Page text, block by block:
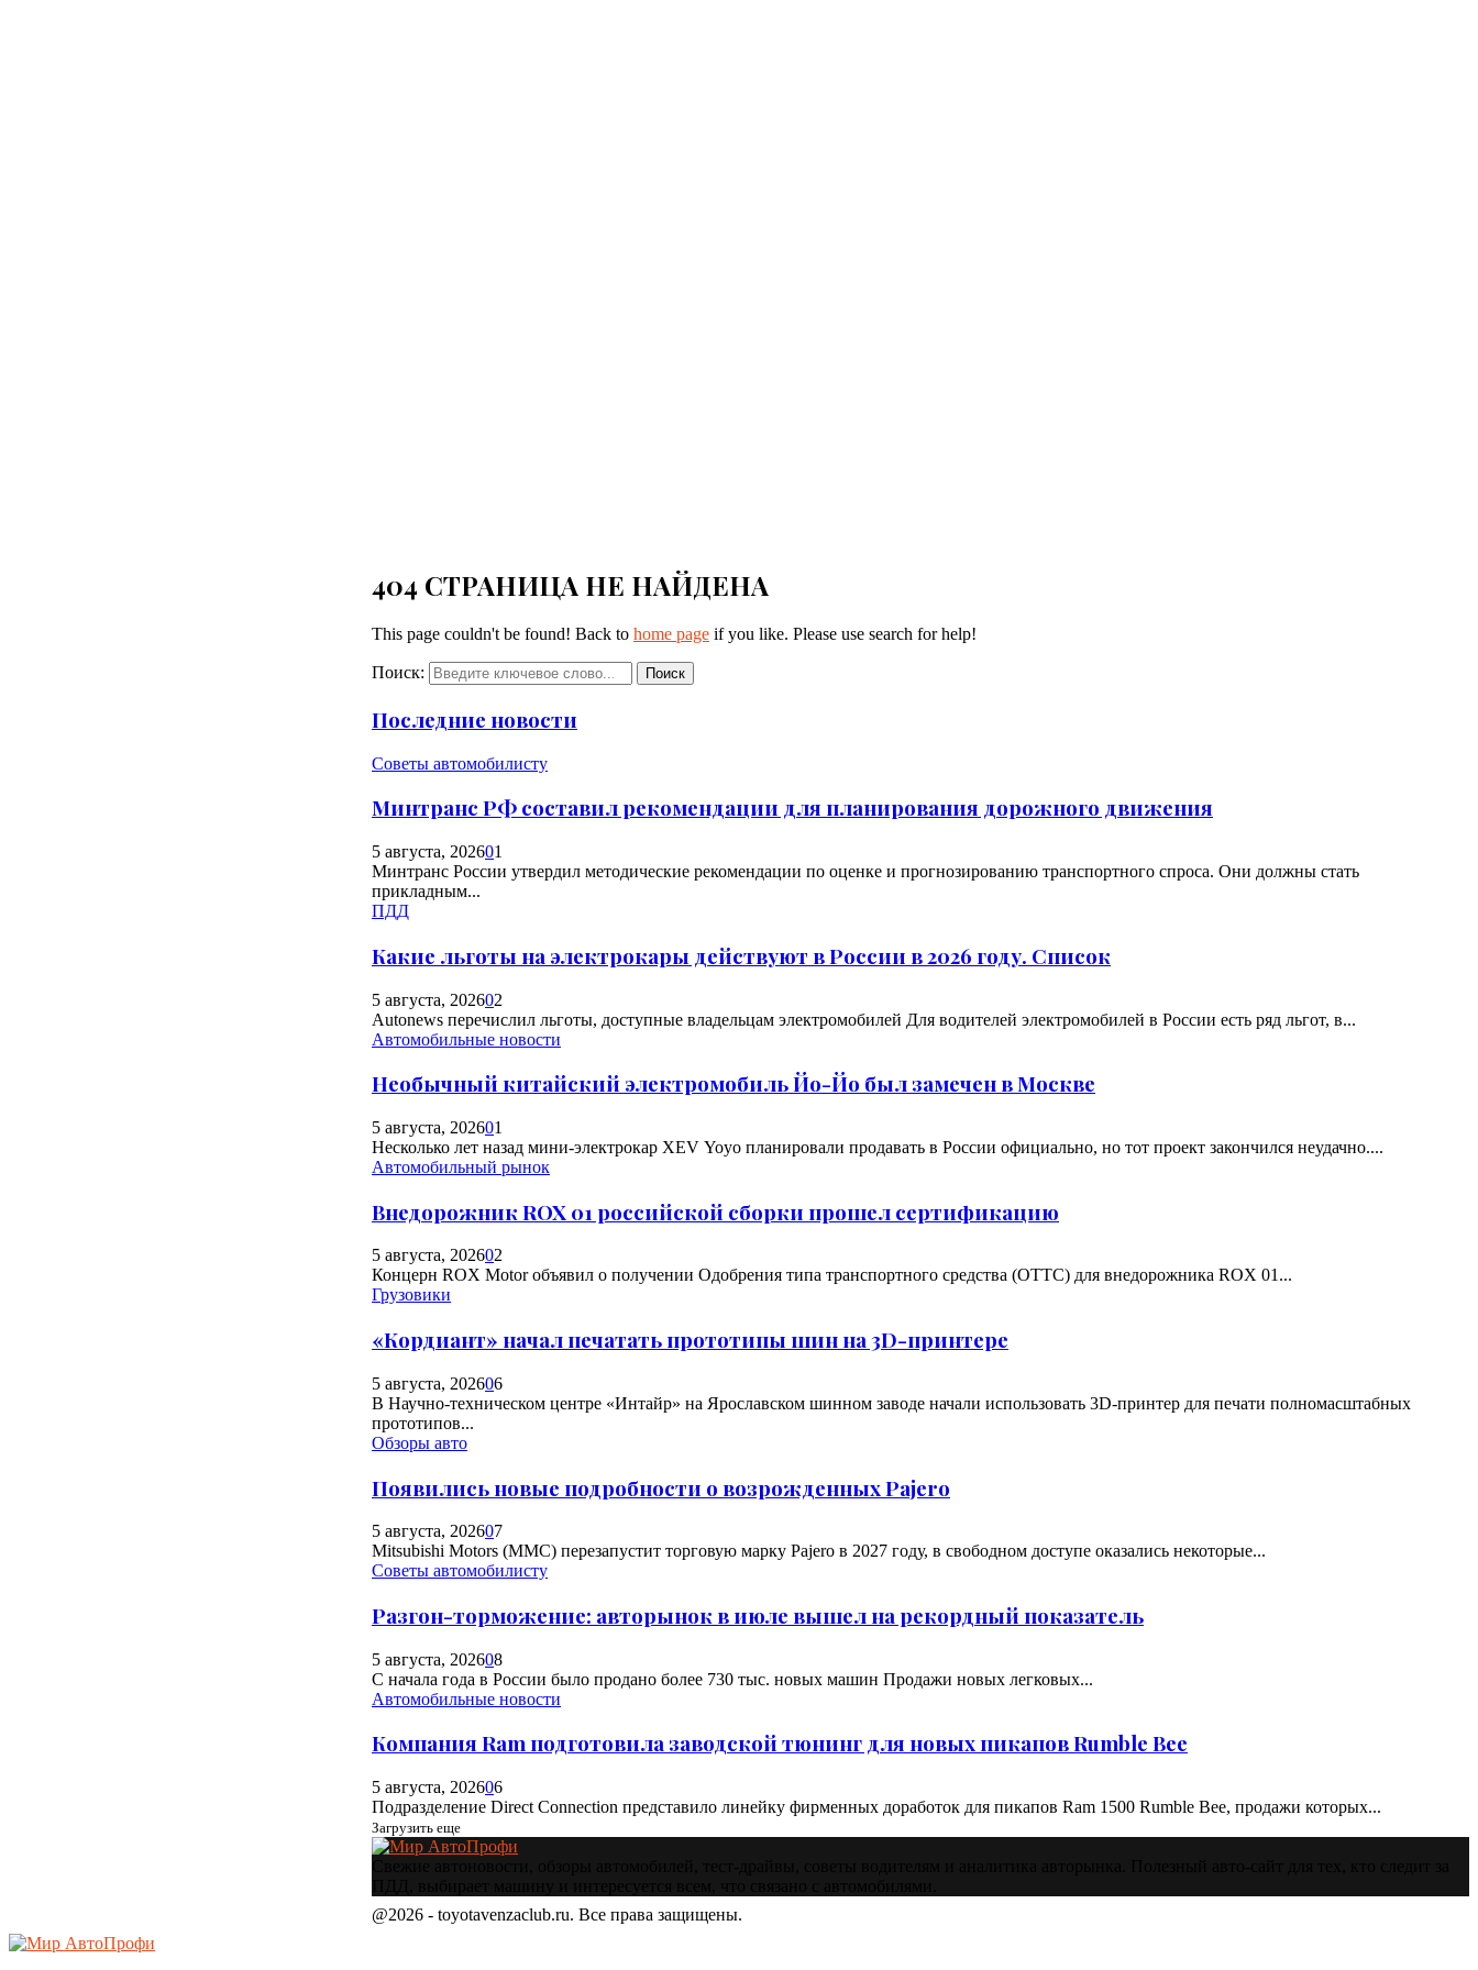
404 СТРАНИЦА НЕ НАЙДЕНА
This page couldn't be found! Back to home page if you like. Please use search for help!
Поиск: Поиск
Последние новости
Советы автомобилисту
Минтранс РФ составил рекомендации для планирования дорожного движения
5 августа, 202601
Минтранс России утвердил методические рекомендации по оценке и прогнозированию транспортного спроса. Они должны стать
прикладным...
ПДД
Какие льготы на электрокары действуют в России в 2026 году. Список
5 августа, 202602
Autonews перечислил льготы, доступные владельцам электромобилей Для водителей электромобилей в России есть ряд льгот, в...
Автомобильные новости
Необычный китайский электромобиль Йо-Йо был замечен в Москве
5 августа, 202601
Несколько лет назад мини-электрокар XEV Yoyo планировали продавать в России официально, но тот проект закончился неудачно....
Автомобильный рынок
Внедорожник ROX 01 российской сборки прошел сертификацию
5 августа, 202602
Концерн ROX Motor объявил о получении Одобрения типа транспортного средства (ОТТС) для внедорожника ROX 01...
Грузовики
«Кордиант» начал печатать прототипы шин на 3D-принтере
5 августа, 202606
В Научно-техническом центре «Интайр» на Ярославском шинном заводе начали использовать 3D-принтер для печати полномасштабных
прототипов...
Обзоры авто
Появились новые подробности о возрожденных Pajero
5 августа, 202607
Mitsubishi Motors (MMC) перезапустит торговую марку Pajero в 2027 году, в свободном доступе оказались некоторые...
Советы автомобилисту
Разгон-торможение: авторынок в июле вышел на рекордный показатель
5 августа, 202608
С начала года в России было продано более 730 тыс. новых машин Продажи новых легковых...
Автомобильные новости
Компания Ram подготовила заводской тюнинг для новых пикапов Rumble Bee
5 августа, 202606
Подразделение Direct Connection представило линейку фирменных доработок для пикапов Ram 1500 Rumble Bee, продажи которых...
Загрузить еще
@2026 - toyotavenzaclub.ru. Все права защищены.